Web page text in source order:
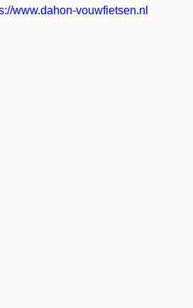
www.dahon-vouwfietsen.nl